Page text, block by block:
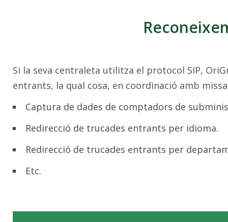
Si la seva centraleta utilitza el protocol SIP,
entrants, la qual cosa, en coordinació amb
Captura de dades de comptadors de
Redirecció de trucades entrants per idioma.
Redirecció de trucades entrants per
Etc.